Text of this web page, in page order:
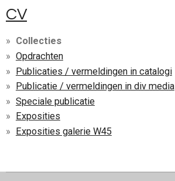
CV
Collecties
Opdrachten
Publicaties / vermeldingen in catalogi
Publicatie / vermeldingen in div media
Speciale publicatie
Exposities
Exposities galerie W45